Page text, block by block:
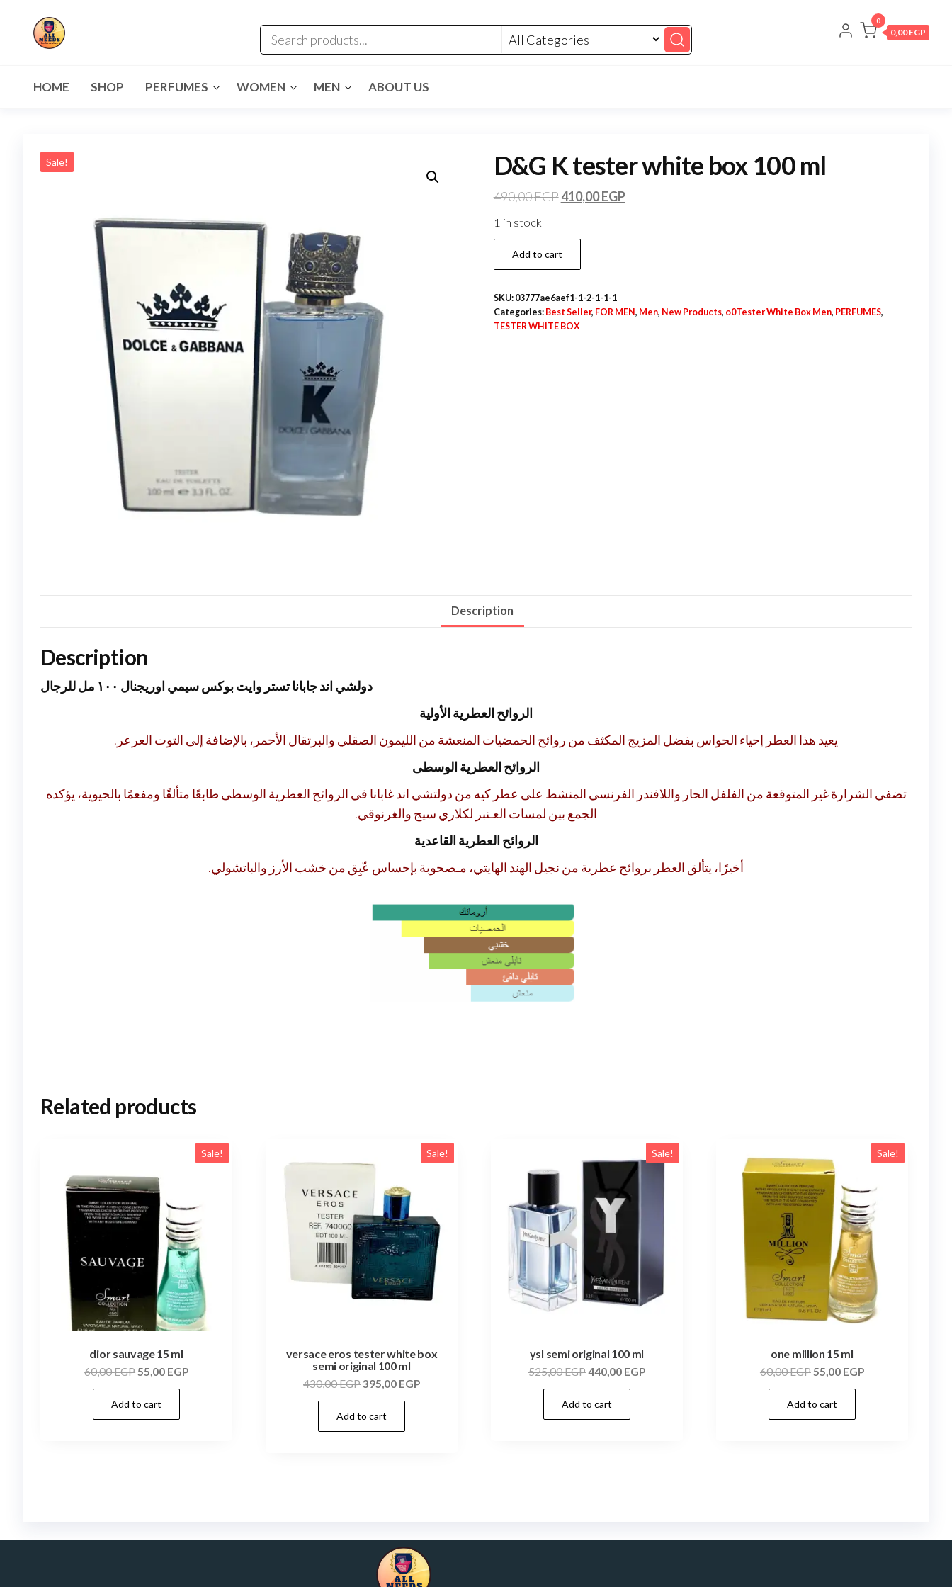
0
0,00 EGP
HOME SHOP PERFUMES WOMEN MEN ABOUT US
Sale! D&G K tester white box 100 ml
490,00EGP410,00EGP
1 in stock
Add to cart
SKU: 03777ae6aef1-1-2-1-1-1
Categories: Best Seller, FOR MEN, Men, New Products, o0Tester White Box Men, PERFUMES,
TESTER WHITE BOX
Description
Description
دولشي اند جابانا تستر وايت بوكس سيمي اوريجنال ١٠٠ مل للرجال
الروائح العطرية الأولية
يعيد هذا العطر إحياء الحواس بفضل المزيج المكثف من روائح الحمضيات المنعشة من الليمون الصقلي والبرتقال الأحمر، بالإضافة إلى التوت العرعر.
الروائح العطرية الوسطى
تضفي الشرارة غير المتوقعة من الفلفل الحار واللافندر الفرنسي المنشط على عطر كيه من دولتشي اند غابانا في الروائح العطرية الوسطى طابعًا متألقًا ومفعمًا بالحيوية، يؤكده
الجمع بين لمسات العـنبر لكلاري سيج والغرنوقي.
الروائح العطرية القاعدية
أخيرًا، يتألق العطر بروائح عطرية من نجيل الهند الهايتي، مـصحوبة بإحساس عّبِق من خشب الأرز والباتشولي.
Related products
Sale!
dior sauvage 15 ml
60,00EGP55,00 EGP
Add to cart
Sale!
versace eros tester white box
semi original 100 ml
430,00EGP395,00 EGP
Add to cart
Sale!
ysl semi original 100 ml
525,00EGP440,00 EGP
Add to cart
Sale!
one million 15 ml
60,00EGP55,00 EGP
Add to cart